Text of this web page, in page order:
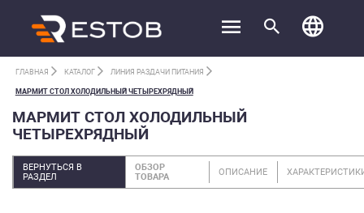
ГЛАВНАЯ КАТАЛОГ ЛИНИЯ РАЗДАЧИ ПИТАНИЯ
МАРМИТ СТОЛ ХОЛОДИЛЬНЫЙ ЧЕТЫРЕХРЯДНЫЙ
МАРМИТ СТОЛ ХОЛОДИЛЬНЫЙ
ЧЕТЫРЕХРЯДНЫЙ
ВЕРНУТЬСЯ В
РАЗДЕЛ
ОБЗОР
ТОВАРА
ОПИСАНИЕ